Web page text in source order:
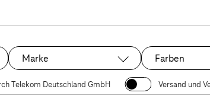
Marke Farben
Telekom Deutschland GmbH Versand und